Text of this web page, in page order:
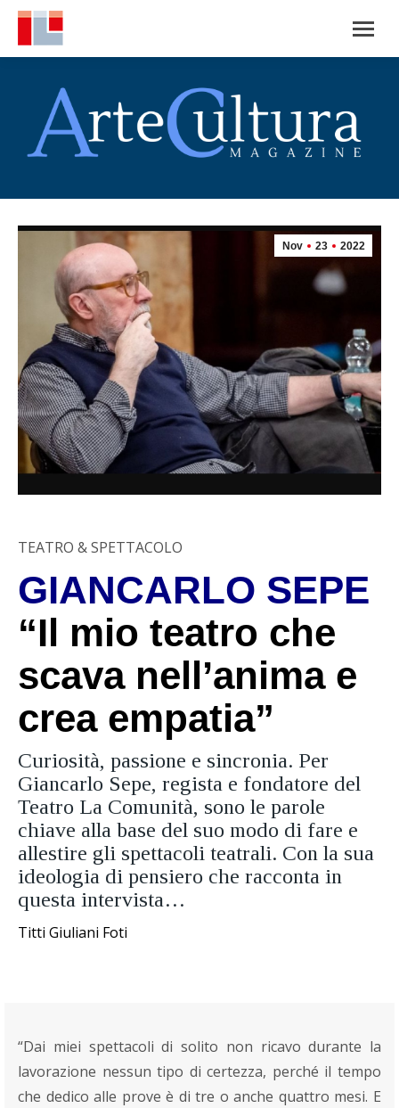
Nov 23 2022
TEATRO & SPETTACOLO
GIANCARLO SEPE
“Il mio teatro che
scava nell’anima e
crea empatia”
Curiosità, passione e sincronia. Per
Giancarlo Sepe, regista e fondatore del
Teatro La Comunità, sono le parole
chiave alla base del suo modo di fare e
allestire gli spettacoli teatrali. Con la sua
ideologia di pensiero che racconta in
questa intervista…
Titti Giuliani Foti
“Dai miei spettacoli di solito non ricavo durante la
lavorazione nessun tipo di certezza, perché il tempo
che dedico alle prove è di tre o anche quattro mesi. E